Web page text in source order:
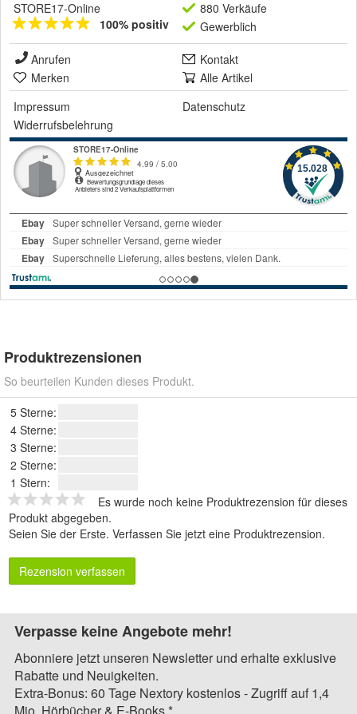
STORE17-Online
100% positiv
880 Verkäufe
Gewerblich
Anrufen
Kontakt
Merken
Alle Artikel
Impressum
Datenschutz
Widerrufsbelehrung
Produktrezensionen
So beurteilen Kunden dieses Produkt.
5 Sterne:
4 Sterne:
3 Sterne:
2 Sterne:
1 Stern:
Es wurde noch keine Produktrezension für dieses
Produkt abgegeben.
Seien Sie der Erste. Verfassen Sie jetzt eine Produktrezension.
Rezension verfassen
Verpasse keine Angebote mehr!
Abonniere jetzt unseren Newsletter und erhalte exklusive
Rabatte und Neuigkeiten.
Extra-Bonus: 60 Tage Nextory kostenlos - Zugriff auf 1,4